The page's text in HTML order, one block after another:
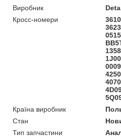
Виробник
Кросс-номери
Країна виробник
Стан
Тип запчастини